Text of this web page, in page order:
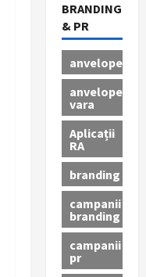
BRANDING
& PR
anvelope
anvelope
vara
Aplicații
RA
branding
campanii
branding
campanii
pr